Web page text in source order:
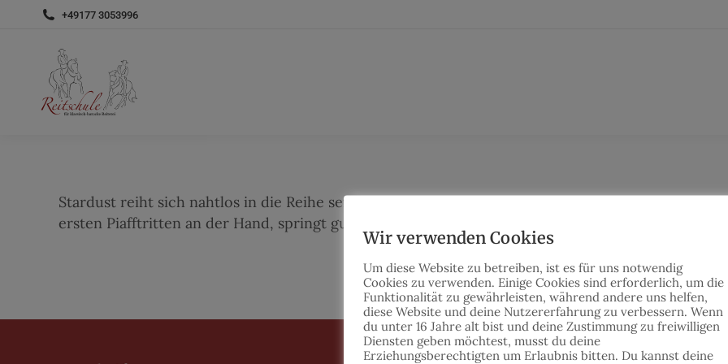
+49177 3053996
Stardust reiht sich nahtlos in die Reihe seiner Verwandten ein! Der mittlerweile sehr entspannte
ersten Piafftritten an der Hand, springt gut und gerne und wird von fortgeschrittenen Reitern
Wir verwenden Cookies
Um diese Website zu betreiben, ist es für uns notwendig
Cookies zu verwenden. Einige Cookies sind erforderlich, um die
Funktionalität zu gewährleisten, während andere uns helfen,
diese Website und deine Nutzererfahrung zu verbessern. Wenn
du unter 16 Jahre alt bist und deine Zustimmung zu freiwilligen
Diensten geben möchtest, musst du deine
Erziehungsberechtigten um Erlaubnis bitten. Du kannst deine